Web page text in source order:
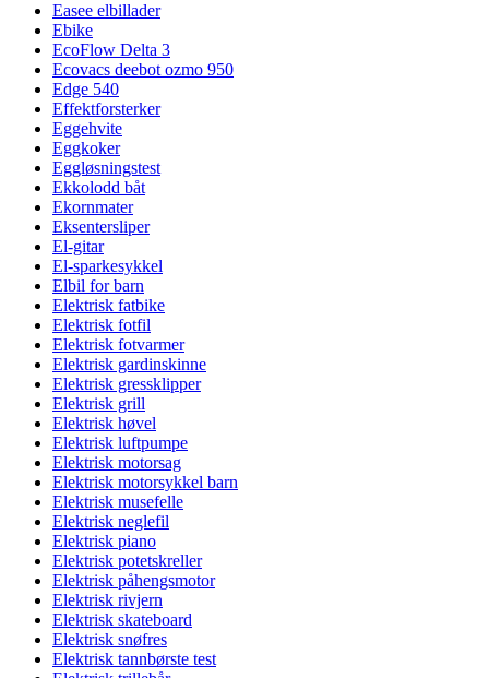
Easee elbillader
Ebike
EcoFlow Delta 3
Ecovacs deebot ozmo 950
Edge 540
Effektforsterker
Eggehvite
Eggkoker
Eggløsningstest
Ekkolodd båt
Ekornmater
Eksentersliper
El-gitar
El-sparkesykkel
Elbil for barn
Elektrisk fatbike
Elektrisk fotfil
Elektrisk fotvarmer
Elektrisk gardinskinne
Elektrisk gressklipper
Elektrisk grill
Elektrisk høvel
Elektrisk luftpumpe
Elektrisk motorsag
Elektrisk motorsykkel barn
Elektrisk musefelle
Elektrisk neglefil
Elektrisk piano
Elektrisk potetskreller
Elektrisk påhengsmotor
Elektrisk rivjern
Elektrisk skateboard
Elektrisk snøfres
Elektrisk tannbørste test